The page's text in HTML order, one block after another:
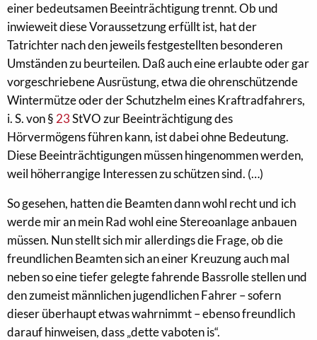
einer bedeutsamen Beeinträchtigung trennt. Ob und
inwieweit diese Voraussetzung erfüllt ist, hat der
Tatrichter nach den jeweils festgestellten besonderen
Umständen zu beurteilen. Daß auch eine erlaubte oder gar
vorgeschriebene Ausrüstung, etwa die ohrenschützende
Wintermütze oder der Schutzhelm eines Kraftradfahrers,
i. S. von § 23StVO zur Beeinträchtigung des
Hörvermögens führen kann, ist dabei ohne Bedeutung.
Diese Beeinträchtigungen müssen hingenommen werden,
weil höherrangige Interessen zu schützen sind. (…)
So gesehen, hatten die Beamten dann wohl recht und ich
werde mir an mein Rad wohl eine Stereoanlage anbauen
müssen. Nun stellt sich mir allerdings die Frage, ob die
freundlichen Beamten sich an einer Kreuzung auch mal
neben so eine tiefer gelegte fahrende Bassrolle stellen und
den zumeist männlichen jugendlichen Fahrer – sofern
dieser überhaupt etwas wahrnimmt – ebenso freundlich
darauf hinweisen, dass „dette vaboten is“.